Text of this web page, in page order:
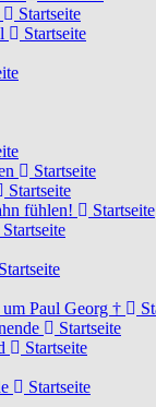
Startseite
Startseite
Startseite
Startseite
fühlen!
Startseite
Startseite
Startseite
Paul Georg †
Startseite
Startseite
Startseite